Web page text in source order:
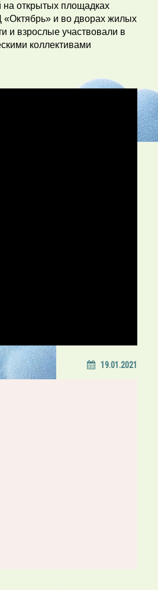
открытых площадках
и во дворах жилых
и взрослые участвовали в
коллективами
19.01.2021